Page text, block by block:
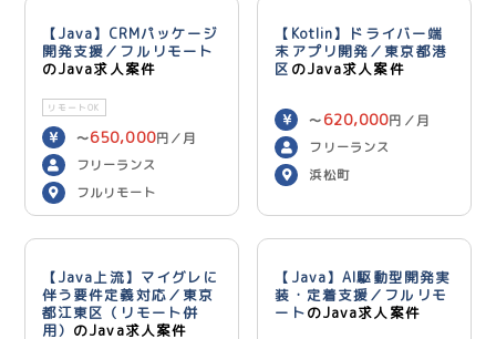
【Java】CRMパッケージ
開発支援／フルリモート
のJava求人案件
リモートOK
〜650,000円／月
フリーランス
フルリモート
【Kotlin】ドライバー端
末アプリ開発／東京都港
区 のJava求人案件
〜 620,000円／月
フリーランス
浜松町
【Java上流】マイグレに
伴う要件定義対応／東京
都江東区（リモート併
用） のJava求人案件
【Java】AI駆動型開発実
装・定着支援／フルリモ
ートのJava求人案件